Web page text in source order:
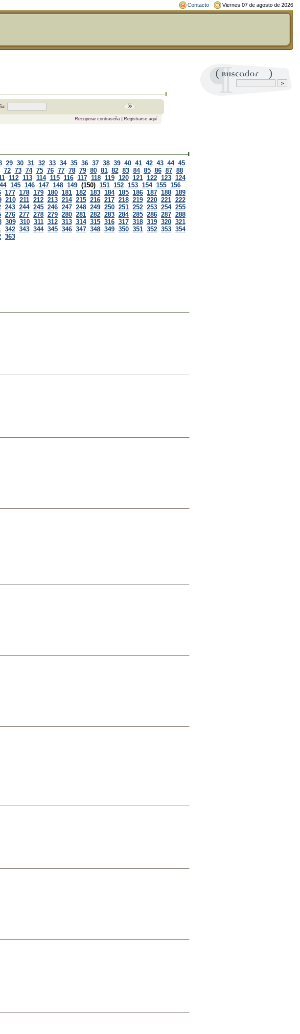
Contacto Viernes 07 de agosto de 2026
Recuperar contraseña| Registrarse aquí
29 30 31 32 33 34 35 36 37 38 39 40 41 42 43 44 45
72 73 74 75 76 77 78 79 80 81 82 83 84 85 86 87 88
112 113 114 115 116 117 118 119 120 121 122 123 124
145 146 147 148 149 (150) 151 152 153 154 155 156
177 178 179 180 181 182 183 184 185 186 187 188 189
210 211 212 213 214 215 216 217 218 219 220 221 222
243 244 245 246 247 248 249 250 251 252 253 254 255
276 277 278 279 280 281 282 283 284 285 286 287 288
309 310 311 312 313 314 315 316 317 318 319 320 321
342 343 344 345 346 347 348 349 350 351 352 353 354
363